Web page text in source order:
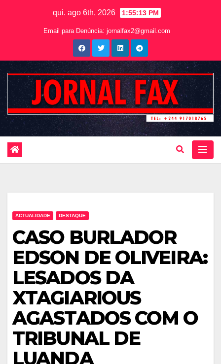
qui. ago 6th, 2026 1:55:15 PM
Email para Denúncia: jornalfax2@gmail.com
ACTUALIDADE DESTAQUE
CASO BURLADOR
EDSON DE OLIVEIRA:
LESADOS DA
XTAGIARIOUS
AGASTADOS COM O
TRIBUNAL DE
LUANDA